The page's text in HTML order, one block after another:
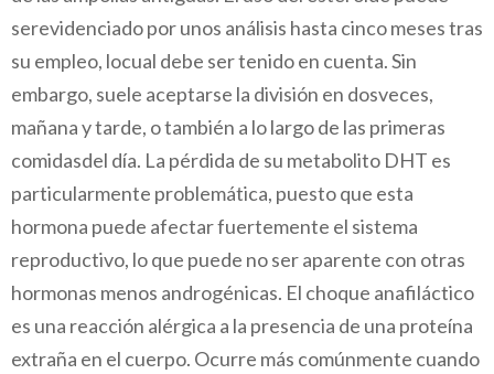
serevidenciado por unos análisis hasta cinco meses tras
su empleo, locual debe ser tenido en cuenta. Sin
embargo, suele aceptarse la división en dosveces,
mañana y tarde, o también a lo largo de las primeras
comidasdel día. La pérdida de su metabolito DHT es
particularmente problemática, puesto que esta
hormona puede afectar fuertemente el sistema
reproductivo, lo que puede no ser aparente con otras
hormonas menos androgénicas. El choque anafiláctico
es una reacción alérgica a la presencia de una proteína
extraña en el cuerpo. Ocurre más comúnmente cuando